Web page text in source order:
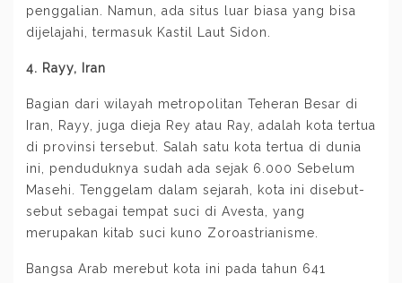
penggalian. Namun, ada situs luar biasa yang bisa
dijelajahi, termasuk Kastil Laut Sidon.
4. Rayy, Iran
Bagian dari wilayah metropolitan Teheran Besar di
Iran, Rayy, juga dieja Rey atau Ray, adalah kota tertua
di provinsi tersebut. Salah satu kota tertua di dunia
ini, penduduknya sudah ada sejak 6.000 Sebelum
Masehi. Tenggelam dalam sejarah, kota ini disebut-
sebut sebagai tempat suci di Avesta, yang
merupakan kitab suci kuno Zoroastrianisme.
Bangsa Arab merebut kota ini pada tahun 641